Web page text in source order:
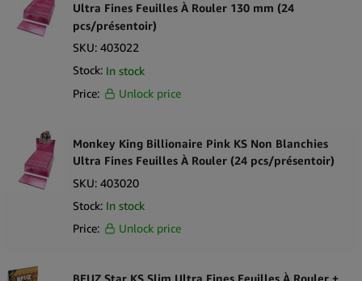
Ultra Fines Feuilles À Rouler 130 mm (24
pcs/présentoir)
SKU: 403022
Stock: In stock
Price:
Unlock price
Monkey King Billionaire Pink KS Non Blanchies
Ultra Fines Feuilles À Rouler (24 pcs/présentoir)
SKU: 403020
Stock: In stock
Price:
Unlock price